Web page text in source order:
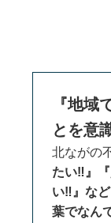
『地域
とを意
北ながの
たい‼』
い‼』な
葉でなん